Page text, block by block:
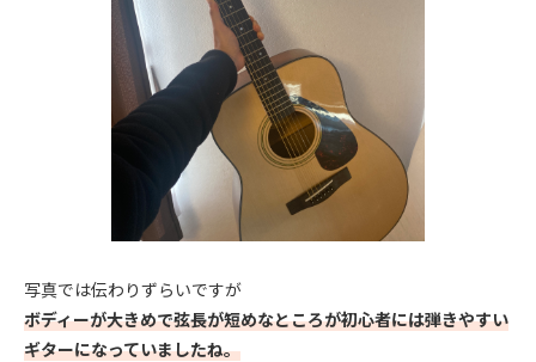
写真では伝わりずらいですが
ボディーが大きめで弦長が短めなところが初心者には弾きやすい
ギターになっていましたね。